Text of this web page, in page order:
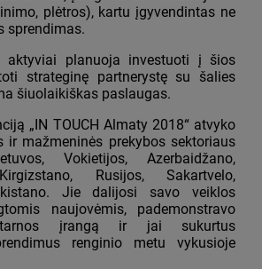
plėtros), kartu įgyvendintas ne
sprendimas.
planuoja investuoti į šios
strateginę partnerystę su šalies
šiuolaikiškas paslaugas.
„IN TOUCH Almaty 2018“ atvyko
ir mažmeninės prekybos sektoriaus
Vokietijos, Azerbaidžano,
Rusijos, Sakartvelo,
Jie dalijosi savo veiklos
naujovėmis, pademonstravo
įrangą ir jai sukurtus
renginio metu vykusioje